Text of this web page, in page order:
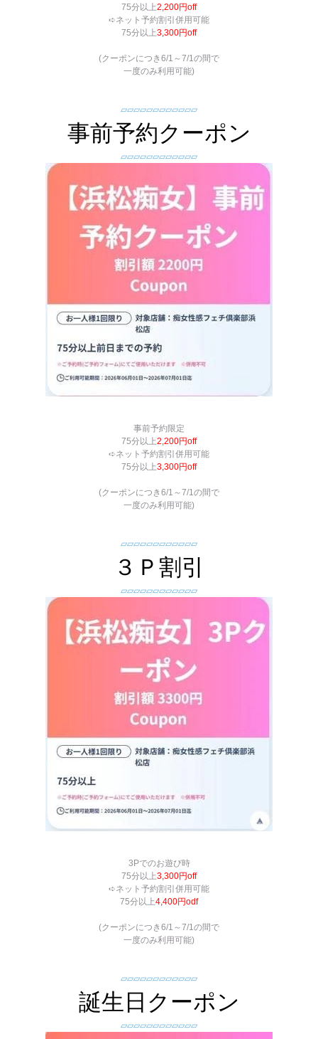
75分以上2,200円off
➪ネット予約割引併用可能
75分以上3,300円off
(クーポンにつき6/1 ～7/1の間で
一度のみ利用可能)
▱▱▱▱▱▱▱▱▱▱▱▱
事前予約クーポン
▱▱▱▱▱▱▱▱▱▱▱▱
事前予約限定
75分以上2,200円off
➪ネット予約割引併用可能
75分以上3,300円off
(クーポンにつき6/1～7/1の間で
一度のみ利用可能)
▱▱▱▱▱▱▱▱▱▱▱▱
３Ｐ割引
▱▱▱▱▱▱▱▱▱▱▱▱
3Pでのお遊び時
75分以上3,300円off
➪ネット予約割引併用可能
75分以上4,400円odf
(クーポンにつき6/1～7/1の間で
一度のみ利用可能)
▱▱▱▱▱▱▱▱▱▱▱▱
誕生日クーポン
▱▱▱▱▱▱▱▱▱▱▱▱